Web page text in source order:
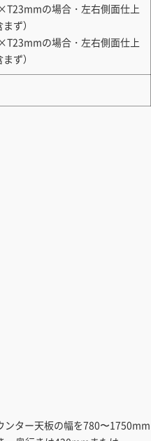
の場合・左右側面仕上
ず）
の場合・左右側面仕上
ず）
ンター天板の幅を780〜1750mm